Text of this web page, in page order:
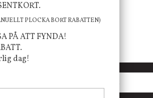
happenings!
PLOCKA BORT RABATTEN)
PÅ ATT FYNDA!
dag!